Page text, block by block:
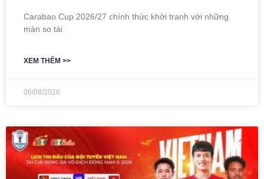
Carabao Cup 2026/27 chính thức khởi tranh với những
màn so tài
XEM THÊM >>
06/08/2026